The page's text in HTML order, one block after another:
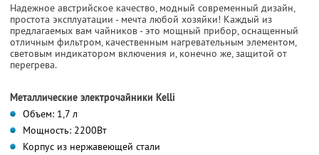
Надежное австрийское качество, модный современный дизайн,
простота эксплуатации - мечта любой хозяйки! Каждый из
предлагаемых вам чайников - это мощный прибор, оснащенный
отличным фильтром, качественным нагревательным элементом,
световым индикатором включения и, конечно же, защитой от
перегрева.
Металлические электрочайники Kelli
Объем: 1,7 л
Мощность: 2200Вт
Корпус из нержавеющей стали